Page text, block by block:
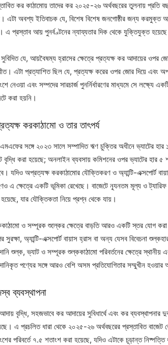
কর কাঠামোয় তাদের কর ২০২৫-২৬ অর্থবছরের তুলনায় প্রতি
এটা অবশ্য ইতিবাচক যে, বিশেষ বিশেষ জনগোষ্ঠীর জন্য করমুক্ত
এ প্রস্তাব আয় পুনর্বণ্টনের ন্যায্যতার দিক থেকে যুক্তিযুক্ত
যে, আয়বৈষম্য হ্রাসের ক্ষেত্রে প্রত্যক্ষ কর আদায়ের ওপর
এটা প্রত্যাশিত ছিল যে, প্রত্যক্ষ করের ওপর জোর দিয়ে এবং
নেওয়া এবং সম্পদের সারচার্জ পুনর্নির্ধারণের মাধ্যমে সে
করা হয়নি।
করকাঠামো ও তার তাৎপর্য
সঙ্গে ২০২৩ সালে সম্পাদিত ঋণ চুক্তির অধীনে ভ্যাটের হার
বৃদ্ধি করা হয়েছে; অনলাইন ব্যবসায় কমিশনের ওপর ভ্যাটের হার
যদিও অপ্রত্যক্ষ করকাঠামোর যৌক্তিকরণ ও অ্যান্টি-এক্সপোর্ট
এ ক্ষেত্রে একটি ভূমিকা রেখেছে। বাজেটে ন্যূনতম মূল্য ও
যার যৌক্তিকতা নিয়ে প্রশ্ন থেকে যায়।
ও সম্পূরক শুল্কের ক্ষেত্রে বাড়তি আরও একটি স্তর যোগ করা
সুরক্ষা, অ্যান্টি-এক্সপোর্ট বায়াস হ্রাস বা অন্য যেসব বিবেচনা
শুল্ক, ভ্যাট ও সম্পূরক শুল্ককাঠামো পরিবর্তনের ক্ষেত্রে স্থানীয়
পণ্যের সঙ্গে আরও বেশি অসম প্রতিযোগিতার সম্মুখীন হওয়ার
ব্যবস্থাপনা
বৃদ্ধি, সহজভাবে কর আদায়ের সুবিধার্থে এবং কর ব্যবস্থাপনার
এ প্রচলিত ধারা থেকে ২০২৫-২৬ অর্থবছরের প্রস্তাবিত
পরিবর্তে ৭.৫ শতাংশ করা হয়েছে, যদিও এটাকে চূড়ান্ত